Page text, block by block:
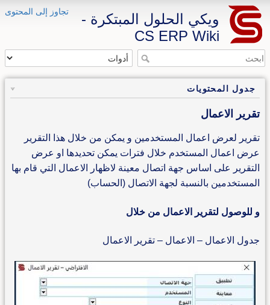
تجاوز إلى المحتوى
ويكي الحلول المبتكرة -
CS ERP Wiki
جدول المحتويات
تقرير الاعمال
تقرير لعرض اعمال المستخدمين و يمكن من خلال هذا التقرير
عرض اعمال المستخدم خلال فترات يمكن تحديدها او عرض
التقرير على اساس جهة اتصال معينة لاظهار الاعمال التي قام بها
المستخدمين بالنسبة لجهة الاتصال (الحساب)
و للوصول لتقرير الاعمال من خلال
جدول الاعمال – الاعمال – تقرير الاعمال